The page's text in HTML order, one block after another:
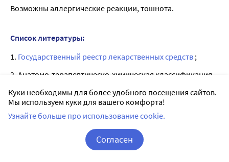
Возможны аллергические реакции, тошнота.
Список литературы:
1. Государственный реестр лекарственных средств ;
2. Анатомо-терапевтическо-химическая классификация
3. Официальная инструкция от производителя.
Куки необходимы для более удобного посещения сайтов.
Мы используем куки для вашего комфорта!
Узнайте больше про использование cookie.
Согласен